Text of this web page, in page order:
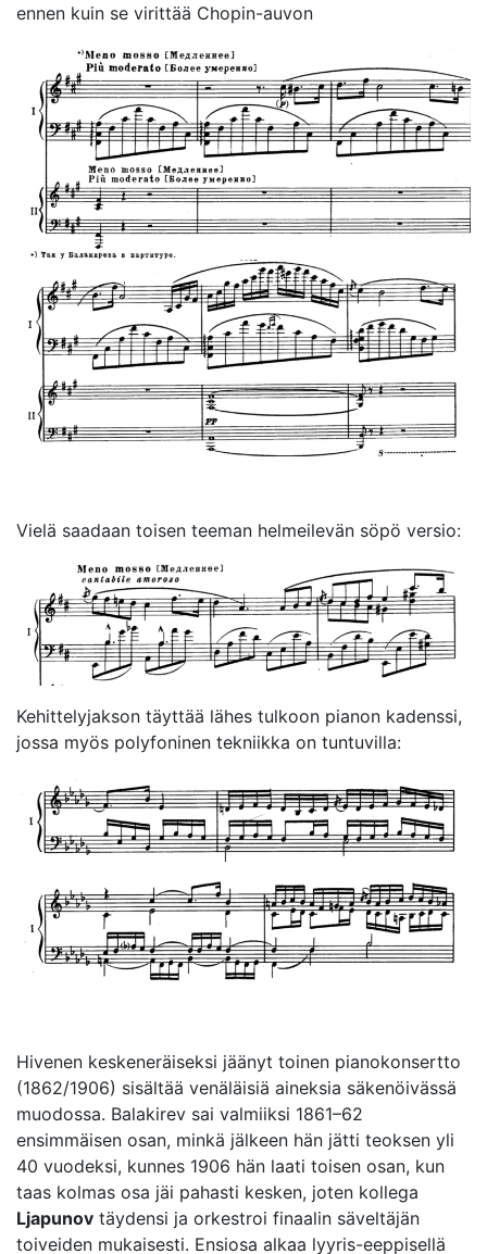
ennen kuin se virittää Chopin-auvon
Vielä saadaan toisen teeman helmeilevän söpö versio:
Kehittelyjakson täyttää lähes tulkoon pianon kadenssi,
jossa myös polyfoninen tekniikka on tuntuvilla:
Hivenen keskeneräiseksi jäänyt toinen pianokonsertto
(1862/1906) sisältää venäläisiä aineksia säkenöivässä
muodossa. Balakirev sai valmiiksi 1861–62
ensimmäisen osan, minkä jälkeen hän jätti teoksen yli
40 vuodeksi, kunnes 1906 hän laati toisen osan, kun
taas kolmas osa jäi pahasti kesken, joten kollega
Ljapunov täydensi ja orkestroi finaalin säveltäjän
toiveiden mukaisesti. Ensiosa alkaa lyyris-eeppisellä